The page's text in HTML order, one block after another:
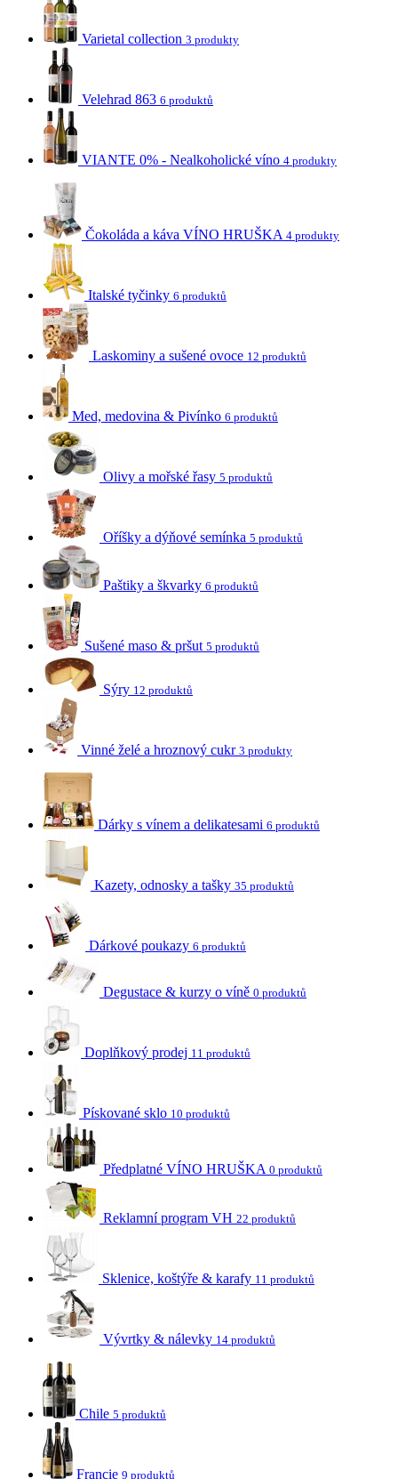
Varietal collection 3 produkty
Velehrad 863 6 produktů
VIANTE 0% - Nealkoholické víno 4 produkty
Čokoláda a káva VÍNO HRUŠKA 4 produkty
Italské tyčinky 6 produktů
Laskominy a sušené ovoce 12 produktů
Med, medovina & Pivínko 6 produktů
Olivy a mořské řasy 5 produktů
Oříšky a dýňové semínka 5 produktů
Paštiky a škvarky 6 produktů
Sušené maso & pršut 5 produktů
Sýry 12 produktů
Vinné želé a hroznový cukr 3 produkty
Dárky s vínem a delikatesami 6 produktů
Kazety, odnosky a tašky 35 produktů
Dárkové poukazy 6 produktů
Degustace & kurzy o víně 0 produktů
Doplňkový prodej 11 produktů
Pískované sklo 10 produktů
Předplatné VÍNO HRUŠKA 0 produktů
Reklamní program VH 22 produktů
Sklenice, koštýře & karafy 11 produktů
Vývrtky & nálevky 14 produktů
Chile 5 produktů
Francie 9 produktů